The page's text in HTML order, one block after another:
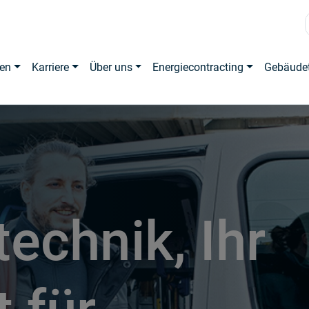
Karriere Über uns Energiecontracting
Ihr